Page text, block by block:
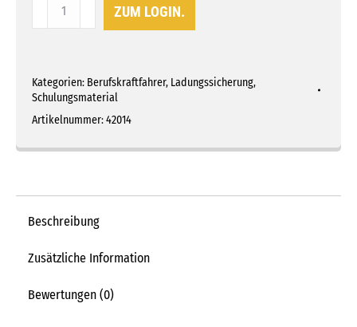
ZUM LOGIN.
Kategorien: Berufskraftfahrer, Ladungssicherung,
Schulungsmaterial
Artikelnummer:42014
Beschreibung
Zusätzliche Information
Bewertungen (0)